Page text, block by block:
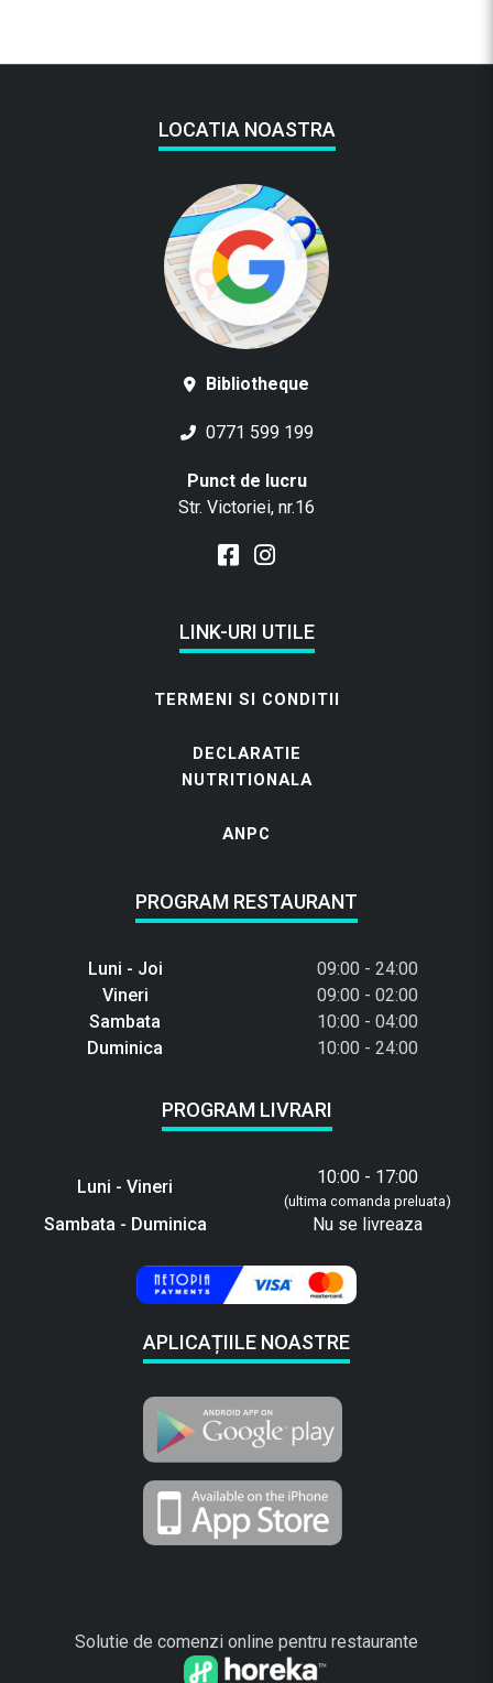
LOCATIA NOASTRA
Bibliotheque
0771 599 199
Punct de lucru
Str. Victoriei, nr.16
LINK-URI UTILE
TERMENI SI CONDITII
DECLARATIE
NUTRITIONALA
ANPC
PROGRAM RESTAURANT
Luni - Joi
09:00 - 24:00
Vineri
09:00 - 02:00
Sambata
10:00 - 04:00
Duminica
10:00 - 24:00
PROGRAM LIVRARI
Luni - Vineri 10:00 - 17:00
(ultima comanda preluata)
Sambata - Duminica Nu se livreaza
APLICAȚIILE NOASTRE
Solutie de comenzi online pentru restaurante